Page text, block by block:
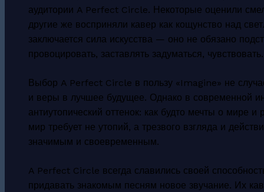
аудитории A Perfect Circle. Некоторые оценили
другие же восприняли кавер как кощунство над
заключается сила искусства — оно не обязано
провоцировать, заставлять задуматься, чувствовать.
Выбор A Perfect Circle в пользу «Imagine» не
и веры в лучшее будущее. Однако в современной
антиутопический оттенок: как будто мечты о мире
мир требует не утопий, а трезвого взгляда и
значимым и своевременным.
A Perfect Circle всегда славились своей
придавать знакомым песням новое звучание. Их